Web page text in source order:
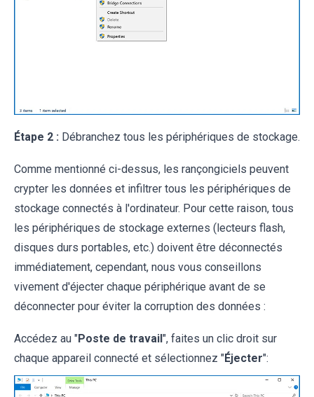
Étape 2 : Débranchez tous les périphériques de stockage.
Comme mentionné ci-dessus, les rançongiciels peuvent
crypter les données et infiltrer tous les périphériques de
stockage connectés à l'ordinateur. Pour cette raison, tous
les périphériques de stockage externes (lecteurs flash,
disques durs portables, etc.) doivent être déconnectés
immédiatement, cependant, nous vous conseillons
vivement d'éjecter chaque périphérique avant de se
déconnecter pour éviter la corruption des données :
Accédez au "Poste de travail ", faites un clic droit sur
chaque appareil connecté et sélectionnez "Éjecter":